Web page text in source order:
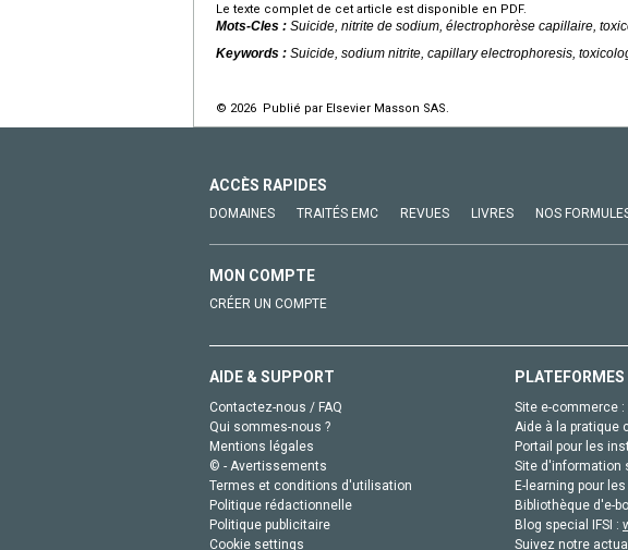
Le texte complet de cet article est disponible en PDF.
Mots-Cles : Suicide, nitrite de sodium, électrophorèse capillaire,
Keywords : Suicide, sodium nitrite, capillary electrophoresis,
© 2026 Publié par Elsevier Masson SAS.
ACCÈS RAPIDES
DOMAINES TRAITÉS EMC REVUES LIVRES NOS
MON COMPTE
CRÉER UN COMPTE
AIDE & SUPPORT
Contactez-nous / FAQ
Qui sommes-nous ?
Mentions légales
© - Avertissements
Termes et conditions d'utilisation
Politique rédactionnelle
Politique publicitaire
Cookie settings
Site e-commerce :
Aide à la pratique
Portail pour les
Site d'information
E-learning pour
Bibliothèque d'e-
Blog special IFSI :
Suivez notre